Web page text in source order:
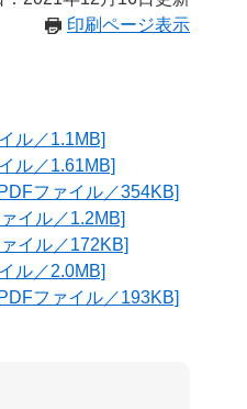
印刷ページ表示
ル／1.1MB]
ル／1.61MB]
ファイル／354KB]
イル／1.2MB]
イル／172KB]
ル／2.0MB]
ファイル／193KB]